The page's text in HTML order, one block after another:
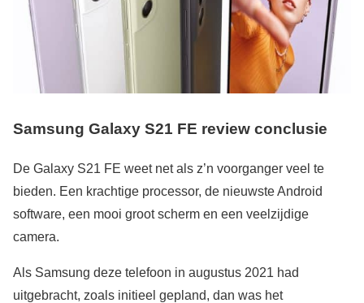
Samsung Galaxy S21 FE review conclusie
De Galaxy S21 FE weet net als z’n voorganger veel te
bieden. Een krachtige processor, de nieuwste Android
software, een mooi groot scherm en een veelzijdige
camera.
Als Samsung deze telefoon in augustus 2021 had
uitgebracht, zoals initieel gepland, dan was het